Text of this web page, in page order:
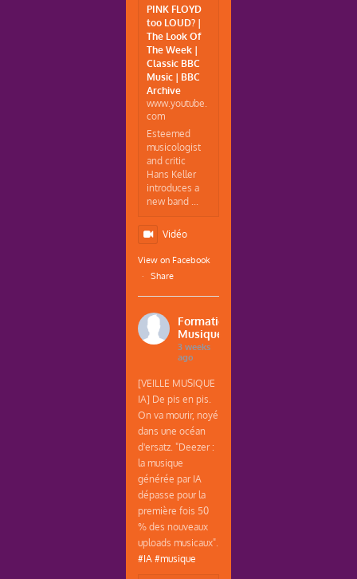
PINK FLOYD
too LOUD? |
The Look Of
The Week |
Classic BBC
Music | BBC
Archive
www.youtube.
com
Esteemed
musicologist
and critic
Hans Keller
introduces a
new band ...
Vidéo
View on Facebook
·
Share
Formations
Musique
3 weeks
ago
[VEILLE MUSIQUE
IA] De pis en pis.
On va mourir, noyé
dans une océan
d'ersatz. "Deezer :
la musique
générée par IA
dépasse pour la
première fois 50
% des nouveaux
uploads musicaux".
#IA #musique